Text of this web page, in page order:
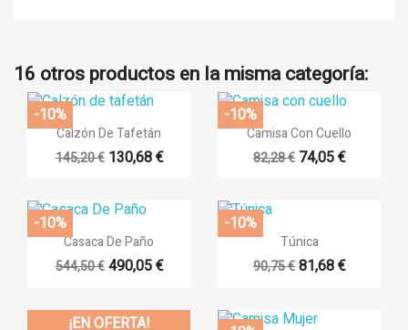
16 otros productos en la misma categoría:
 Vista rápida
Calzón De Tafetán
145,20 € 130,68 €
-10%
 Vista rápida
Camisa Con Cuello
82,28 € 74,05 €
-10%
 Vista rápida
Casaca De Paño
544,50 € 490,05 €
-10%
 Vista rápida
Túnica
90,75 €81,68 €
-10%
¡EN OFERTA!